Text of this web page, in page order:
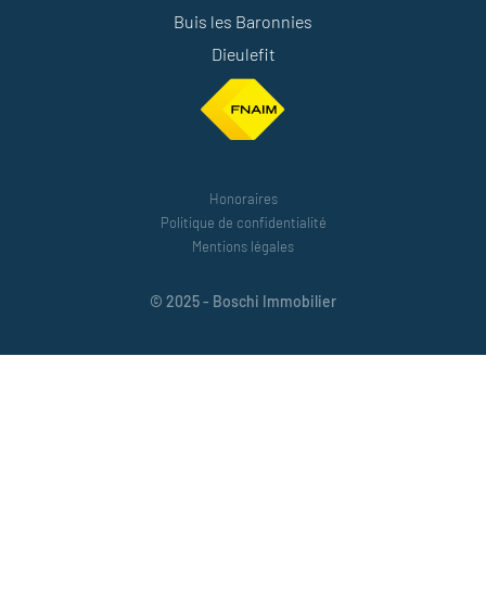
Buis les Baronnies
Dieulefit
Honoraires
Politique de confidentialité
Mentions légales
© 2025 - Boschi Immobilier